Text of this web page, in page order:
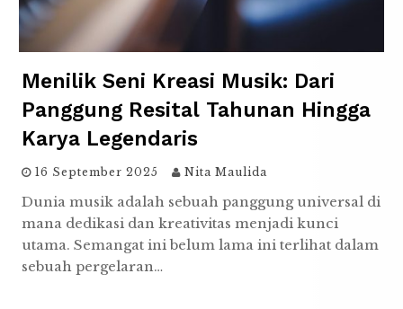
Menilik Seni Kreasi Musik: Dari
Panggung Resital Tahunan Hingga
Karya Legendaris
16 September 2025 Nita Maulida
Dunia musik adalah sebuah panggung universal di
mana dedikasi dan kreativitas menjadi kunci
utama. Semangat ini belum lama ini terlihat dalam
sebuah pergelaran…